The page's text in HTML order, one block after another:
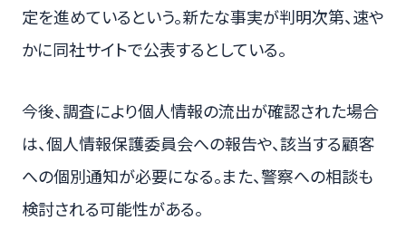
定を進めているという。新たな事実が判明次第、速や
かに同社サイトで公表するとしている。
今後、調査により個人情報の流出が確認された場合
は、個人情報保護委員会への報告や、該当する顧客
への個別通知が必要になる。また、警察への相談も
検討される可能性がある。